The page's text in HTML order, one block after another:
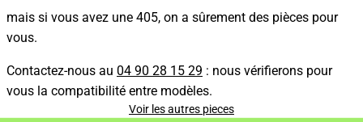
mais si vous avez une 405, on a sûrement des pièces pour
vous.
Contactez-nous au 04 90 28 15 29 : nous vérifierons pour
vous la compatibilité entre modèles.
Voir les autres pieces